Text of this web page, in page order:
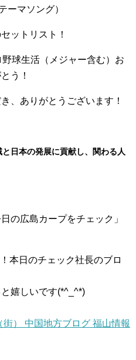
ーマソング）
ットリスト！
球生活（メジャー含む）お
う！
、ありがとうございます！
日本の発展に貢献し、関わる人
の広島カープをチェック」
本日のチェック社長のブロ
嬉しいです(*^_^*)